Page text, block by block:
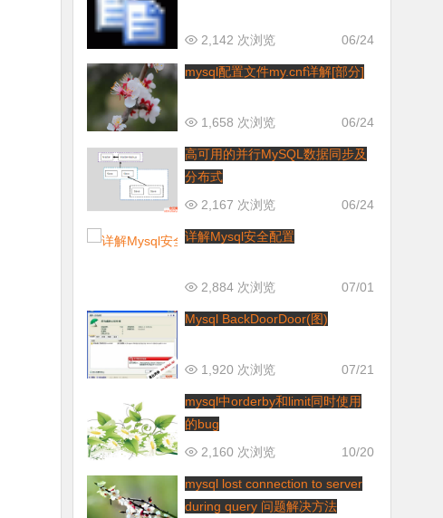
06/24
2,142 次浏览
mysql配置文件my.cnf详解[部分]
06/24
1,658 次浏览
高可用的并行MySQL数据同步及
分布式
06/24
2,167 次浏览
详解Mysql安全配置
07/01
2,884 次浏览
Mysql BackDoorDoor(图)
07/21
1,920 次浏览
mysql中orderby和limit同时使用
的bug
10/20
2,160 次浏览
mysql lost connection to server
during query 问题解决方法